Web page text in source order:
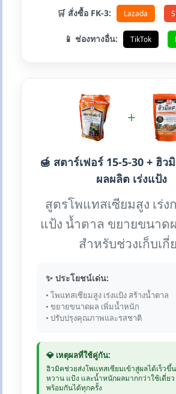
🛒 สั่งซื้อ FK-3: Lazada
📱 ช่องทางอื่น: TikTok
+
🍯 สตาร์เฟอร์ 15-5-30 + ฮิว
ผลผลิต เร่งแป้ง
สูตรโพแทสเซียมสูง เร่ง
แป้ง น้ำตาล ขยายขนาด
สำหรับช่วงเก็บเกี่
✨ ประโยชน์เด่น:
• โพแทสเซียมสูง เร่งแป้ง สร้างน้ำตาล
• ขยายขนาดผล เพิ่มน้ำหนัก
• ปรับปรุงคุณภาพและรสชาติ
💎 เหตุผลที่ใช้คู่กัน:
ฮิวมิคช่วยส่งโพแทสเซียมเข้าสู่ผลได้เร็วขึ้
หวาน แป้ง และน้ำหนักผลมากกว่าใช้เดี่ย
พร้อมกันได้ทุกครั้ง